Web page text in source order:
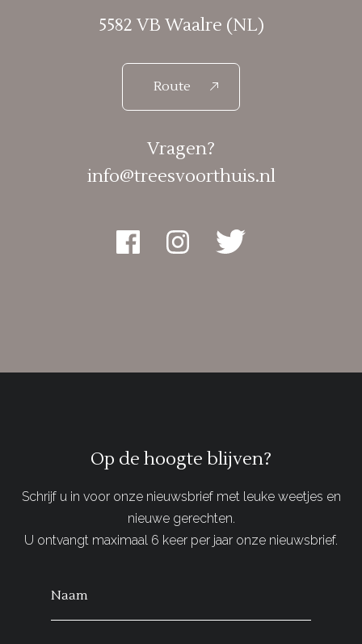
5582 VB Waalre (NL)
Route
Vragen?
info@treesvoorthuis.nl
Op de hoogte blijven?
Schrijf u in voor onze nieuwsbrief met leuke weetjes en
nieuwe gerechten.
U ontvangt maximaal 6 keer per jaar onze nieuwsbrief.